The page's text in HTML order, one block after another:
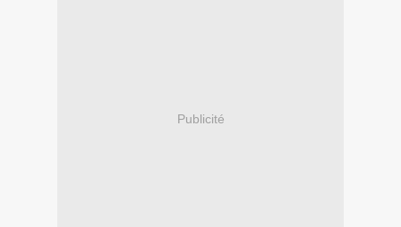
Publicité